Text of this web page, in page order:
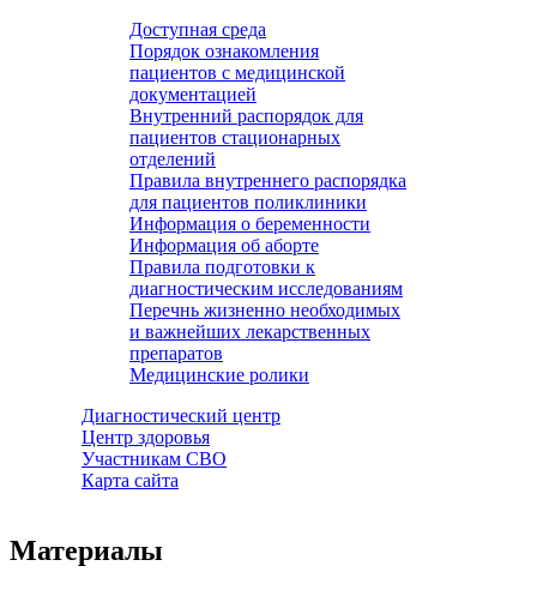
Доступная среда
Порядок ознакомления
пациентов с медицинской
документацией
Внутренний распорядок для
пациентов стационарных
отделений
Правила внутреннего распорядка
для пациентов поликлиники
Информация о беременности
Информация об аборте
Правила подготовки к
диагностическим исследованиям
Перечнь жизненно необходимых
и важнейших лекарственных
препаратов
Медицинские ролики
Диагностический центр
Центр здоровья
Участникам СВО
Карта сайта
Материалы